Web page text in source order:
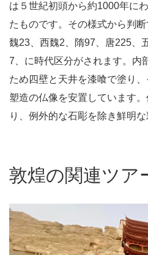
は５世紀初頭から約1000年に
たものです。その様式から判
魏23、西魏2、隋97、唐225、
7、に時代区分がされます。内
ため四壁と天井を漆喰で塗り、
塑造の仏像を安置しています
り、例外的な石彫を除き鮮明
敦煌の関連ツア